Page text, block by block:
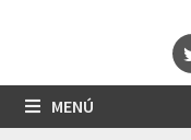
MENÚ